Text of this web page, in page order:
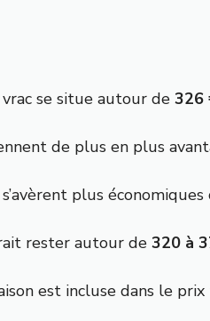
se situe autour de 326
de plus en plus
plus économiques
rester autour de 320 à
est incluse dans le